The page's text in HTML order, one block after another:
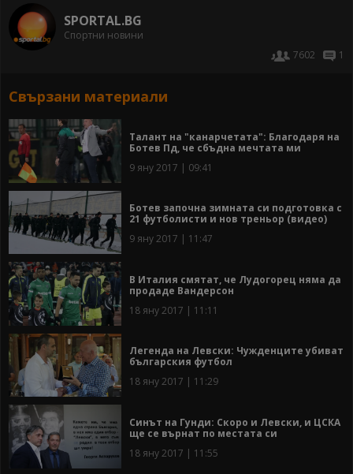
SPORTAL.BG
Спортни новини
7602
1
Свързани материали
Талант на "канарчетата": Благодаря на
Ботев Пд, че сбъдна мечтата ми
9 яну 2017 | 09:41
Ботев започна зимната си подготовка с
21 футболисти и нов треньор (видео)
9 яну 2017 | 11:47
В Италия смятат, че Лудогорец няма да
продаде Вандерсон
18 яну 2017 | 11:11
Легенда на Левски: Чужденците убиват
българския футбол
18 яну 2017 | 11:29
Синът на Гунди: Скоро и Левски, и ЦСКА
ще се върнат по местата си
18 яну 2017 | 11:55